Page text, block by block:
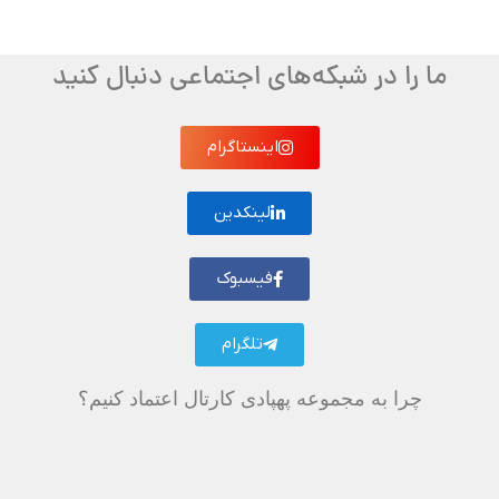
ما را در شبکه‌های اجتماعی دنبال کنید
اینستاگرام
لینکدین
فیسبوک
تلگرام
چرا به مجموعه پهپادی کارتال اعتماد کنیم؟